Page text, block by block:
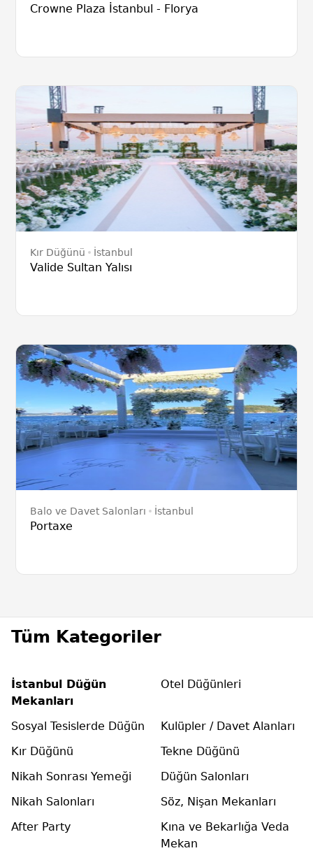
Crowne Plaza İstanbul - Florya
Kır Düğünü İstanbul
Valide Sultan Yalısı
Balo ve Davet Salonları İstanbul
Portaxe
Tüm Kategoriler
İstanbul Düğün
Mekanları
Otel Düğünleri
Sosyal Tesislerde Düğün
Kulüpler / Davet Alanları
Kır Düğünü
Tekne Düğünü
Nikah Sonrası Yemeği
Düğün Salonları
Nikah Salonları
Söz, Nişan Mekanları
After Party
Kına ve Bekarlığa Veda
Mekan